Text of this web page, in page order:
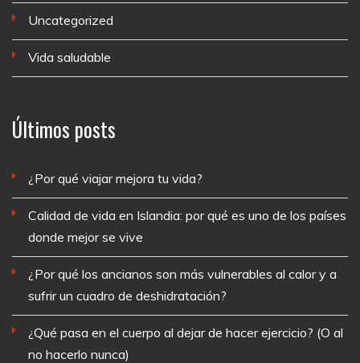
Uncategorized
Vida saludable
Últimos posts
¿Por qué viajar mejora tu vida?
Calidad de vida en Islandia: por qué es uno de los países
donde mejor se vive
¿Por qué los ancianos son más vulnerables al calor y a
sufrir un cuadro de deshidratación?
¿Qué pasa en el cuerpo al dejar de hacer ejercicio? (O al
no hacerlo nunca)